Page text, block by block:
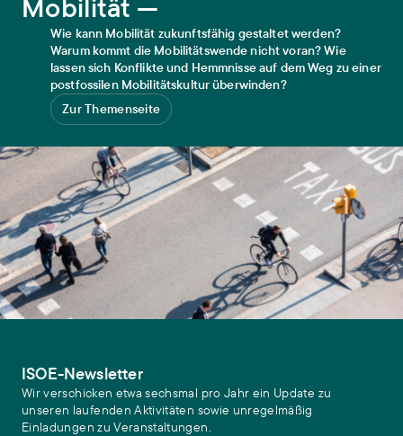
Mobilität —
Wie kann Mobilität zukunftsfähig gestaltet werden?
Warum kommt die Mobilitätswende nicht voran? Wie
lassen sich Konflikte und Hemmnisse auf dem Weg zu einer
postfossilen Mobilitätskultur überwinden?
Zur Themenseite
ISOE-Newsletter
Wir verschicken etwa sechsmal pro Jahr ein Update zu
unseren laufenden Aktivitäten sowie unregelmäßig
Einladungen zu Veranstaltungen.